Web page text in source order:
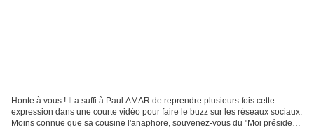
Honte à vous ! Il a suffi à Paul AMAR de reprendre plusieurs fois cette
expression dans une courte vidéo pour faire le buzz sur les réseaux sociaux.
Moins connue que sa cousine l'anaphore, souvenez-vous du "Moi président